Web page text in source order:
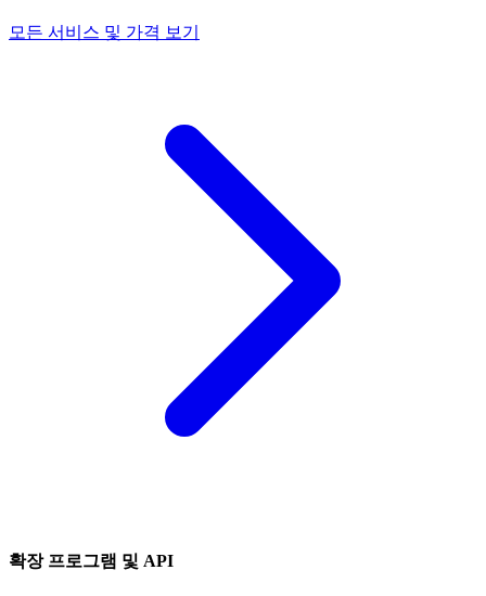
모든 서비스 및 가격 보기
확장 프로그램 및 API